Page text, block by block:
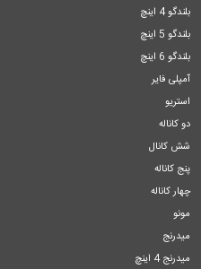
بلندگو 4 اینچ
بلندگو 5 اینچ
بلندگو 6 اینچ
آمپلی فایر
استریو
دو کاناله
شش کانال
پنج کاناله
چهار کاناله
مونو
میدرنج
میدرنج 4 اینچ